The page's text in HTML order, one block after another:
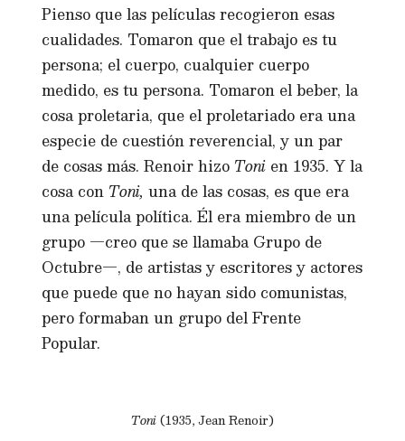
Pienso que las películas recogieron esas
cualidades. Tomaron que el trabajo es tu
persona; el cuerpo, cualquier cuerpo
medido, es tu persona. Tomaron el beber, la
cosa proletaria, que el proletariado era una
especie de cuestión reverencial, y un par
de cosas más. Renoir hizo Toni en 1935. Y la
cosa con Toni,una de las cosas, es que era
una película política. Él era miembro de un
grupo —creo que se llamaba Grupo de
Octubre—, de artistas y escritores y actores
que puede que no hayan sido comunistas,
pero formaban un grupo del Frente
Popular.
Toni(1935, Jean Renoir)